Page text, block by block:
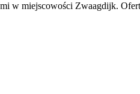
w miejscowości Zwaagdijk.